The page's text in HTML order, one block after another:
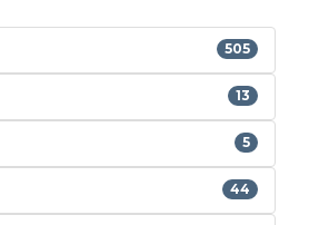
505
13
5
44